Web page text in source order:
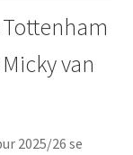
van
2025/26 se